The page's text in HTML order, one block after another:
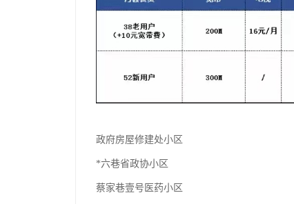
政府房屋修建处小区
*六巷省政协小区
蔡家巷壹号医药小区